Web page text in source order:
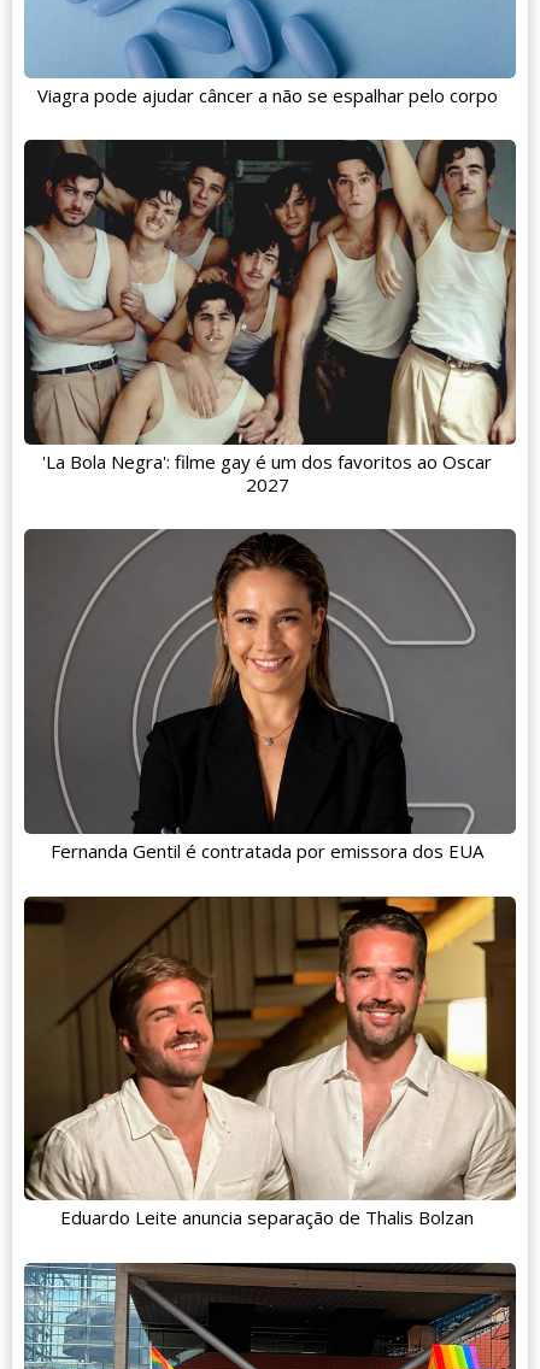
Viagra pode ajudar câncer a não se espalhar pelo corpo
'La Bola Negra': filme gay é um dos favoritos ao Oscar
2027
Fernanda Gentil é contratada por emissora dos EUA
Eduardo Leite anuncia separação de Thalis Bolzan